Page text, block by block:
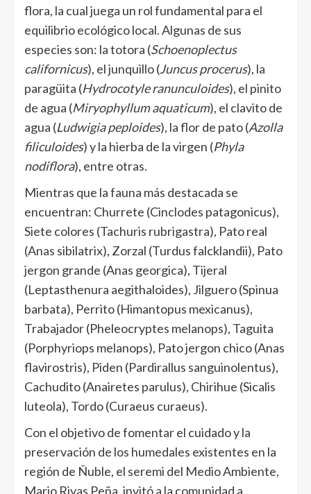
flora, la cual juega un rol fundamental para el
equilibrio ecológico local. Algunas de sus
especies son: la totora (Schoenoplectus
californicus), el junquillo (Juncus procerus), la
paragüita (Hydrocotyle ranunculoides), el pinito
de agua (Miryophyllum aquaticum), el clavito de
agua (Ludwigia peploides), la flor de pato (Azolla
filiculoides) y la hierba de la virgen (Phyla
nodiflora), entre otras.
Mientras que la fauna más destacada se
encuentran: Churrete (Cinclodes patagonicus),
Siete colores (Tachuris rubrigastra), Pato real
(Anas sibilatrix), Zorzal (Turdus falcklandii), Pato
jergon grande (Anas georgica), Tijeral
(Leptasthenura aegithaloides), Jilguero (Spinua
barbata), Perrito (Himantopus mexicanus),
Trabajador (Pheleocryptes melanops), Taguita
(Porphyriops melanops), Pato jergon chico (Anas
flavirostris), Piden (Pardirallus sanguinolentus),
Cachudito (Anairetes parulus), Chirihue (Sicalis
luteola), Tordo (Curaeus curaeus).
Con el objetivo de fomentar el cuidado y la
preservación de los humedales existentes en la
región de Ñuble, el seremi del Medio Ambiente,
Mario Rivas Peña, invitó a la comunidad a